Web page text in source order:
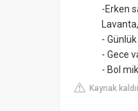
-Erken
-
- Gece
- Bol
Kaynak